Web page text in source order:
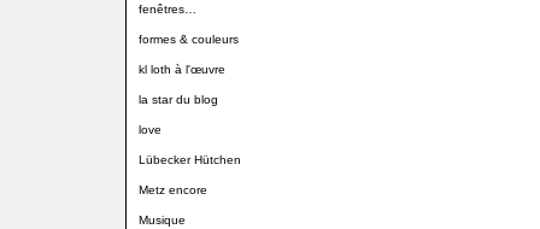
fenêtres…
formes & couleurs
kl loth à l'œuvre
la star du blog
love
Lübecker Hütchen
Metz encore
Musique